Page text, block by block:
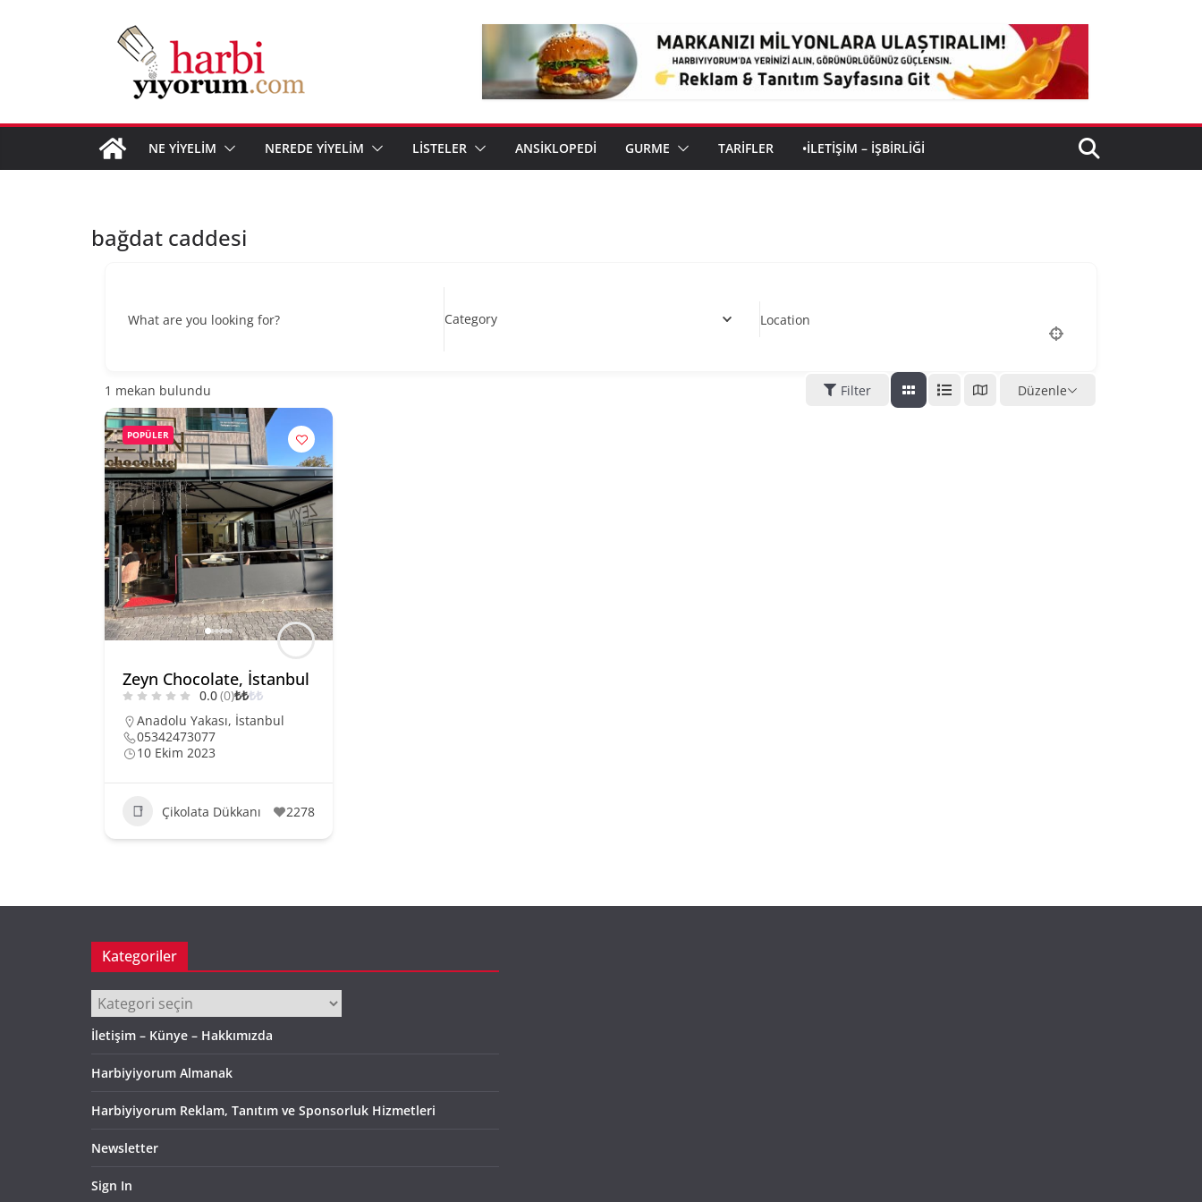
NE YİYELİM NEREDE YİYELİM LİSTELER ANSİKLOPEDİ GURME TARİFLER •İLETIŞIM – İŞBIRLIĞI
bağdat caddesi
What are you looking for? Category Location
1 mekan bulundu Filter Düzenle
POPÜLER
Zeyn Chocolate, İstanbul
0.0(0)₺₺₺₺
Anadolu Yakası, İstanbul
05342473077
10 Ekim 2023
Çikolata Dükkanı 2278
Kategoriler
Kategoriler
İletişim – Künye – Hakkımızda
Harbiyiyorum Almanak
Harbiyiyorum Reklam, Tanıtım ve Sponsorluk Hizmetleri
Newsletter
Sign In